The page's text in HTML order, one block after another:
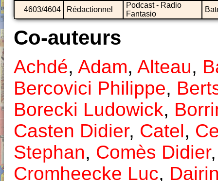
4603/4604
Rédactionnel
Podcast - Radio
Fantasio
Co-auteurs
Achdé, Adam, Alteau,
Bercovici Philippe,
Borecki Ludowick,
Casten Didier, Catel,
Stephan, Comès Didier
Cromheecke Luc,